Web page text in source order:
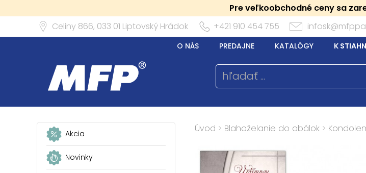
Pre veľkoobchodné ceny sa
Celiny 866, 033 01 Liptovský Hrádok +421 910 454 755
O NÁS PREDAJNE KATALÓGY K
Akcia
Novinky
Úvod > Blahoželanie do obálok >